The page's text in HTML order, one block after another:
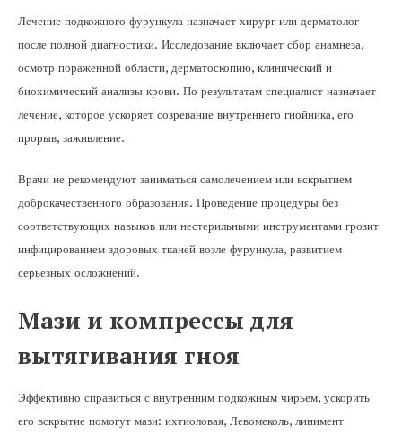
Лечение подкожного фурункула назначает хирург или дерматолог
после полной диагностики. Исследование включает сбор анамнеза,
осмотр пораженной области, дерматоскопию, клинический и
биохимический анализы крови. По результатам специалист назначает
лечение, которое ускоряет созревание внутреннего гнойника, его
прорыв, заживление.
Врачи не рекомендуют заниматься самолечением или вскрытием
доброкачественного образования. Проведение процедуры без
соответствующих навыков или нестерильными инструментами грозит
инфицированием здоровых тканей возле фурункула, развитием
серьезных осложнений.
Мази и компрессы для
вытягивания гноя
Эффективно справиться с внутренним подкожным чирьем, ускорить
его вскрытие помогут мази: ихтиоловая, Левомеколь, линимент